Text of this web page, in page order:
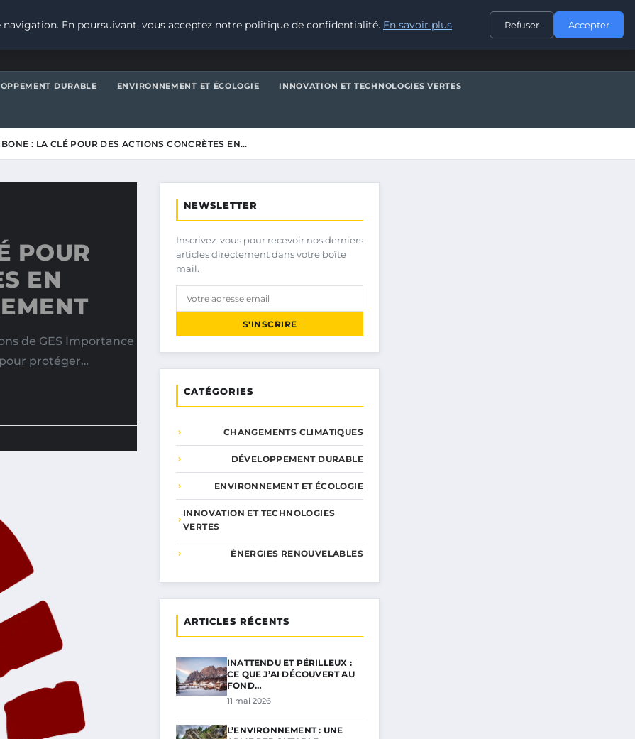
CONTACT
DURABLE ENVIRONNEMENT ET ÉCOLOGIE INNOVATION ET TECHNOLOGIES VERTES
: LA CLÉ POUR DES ACTIONS CONCRÈTES EN…
POUR
EN
de GES Importance
protéger…
NEWSLETTER
Inscrivez-vous pour recevoir nos derniers
articles directement dans votre boîte
mail.
S'INSCRIRE
CATÉGORIES
CHANGEMENTS CLIMATIQUES
DÉVELOPPEMENT DURABLE
ENVIRONNEMENT ET ÉCOLOGIE
INNOVATION ET TECHNOLOGIES
VERTES
ÉNERGIES RENOUVELABLES
ARTICLES RÉCENTS
INATTENDU ET PÉRILLEUX :
CE QUE J’AI DÉCOUVERT AU
FOND…
11 mai 2026
L’ENVIRONNEMENT : UNE
En poursuivant, vous acceptez notre politique de confidentialité. En savoir plus Refuser Accepter